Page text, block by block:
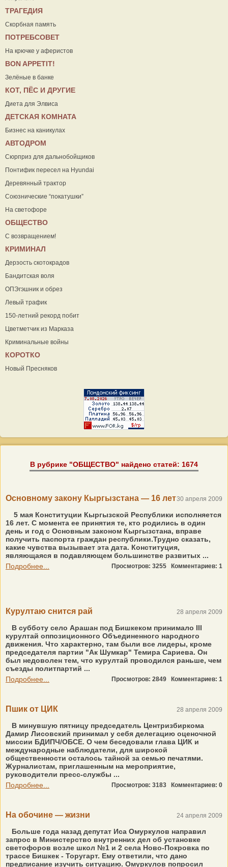
ТРАГЕДИЯ
Скорбная память
ПОТРЕБСОВЕТ
На крючке у аферистов
ВON APPETIT!
Зелёные в банке
КОТ, ПЁС И ДРУГИЕ
Диета для Элвиса
ДЕТСКАЯ КОМНАТА
Бизнес на каникулах
АВТОДРОМ
Сюрприз для дальнобойщиков
Понтифик пересел на Hyundai
Деревянный трактор
Союзнические “покатушки”
На светофоре
ОБЩЕСТВО
С возвращением!
КРИМИНАЛ
Дерзость скотокрадов
Бандитская воля
ОПЭгэшник и обрез
Левый трафик
150-летний рекорд побит
Цветметчик из Марказа
Криминальные войны
КОРОТКО
Новый Пресняков
В рубрике "ОБЩЕСТВО" найдено статей: 1674
Основному закону Кыргызстана — 16 лет30 апреля 2009
5 мая Конституции Кыргызской Республики исполняется
16 лет. С момента ее принятия те, кто родились в один
день и год с Основным законом Кыргызстана, вправе
получить паспорта граждан республики.Трудно сказать,
какие чувства вызывает эта дата. Конституция,
являющаяся в подавляющем большинстве развитых ...
Подробнее...
Просмотров: 3255 Комментариев: 1
Курултаю снится рай 28 апреля 2009
В субботу село Арашан под Бишкеком принимало III
курултай оппозиционного Объединенного народного
движения. Что характерно, там были все лидеры, кроме
председателя партии "Ак Шумкар" Темира Сариева. Он
был недоволен тем, что курултай проводился раньше, чем
съезды политпартий ...
Подробнее...
Просмотров: 2849 Комментариев: 1
Пшик от ЦИК 28 апреля 2009
В минувшую пятницу председатель Центризбиркома
Дамир Лисовский принимал у себя делегацию оценочной
миссии БДИПЧ/ОБСЕ. О чем беседовали глава ЦИК и
международные наблюдатели, для широкой
общественности осталось тайной за семью печатями.
Журналистам, приглашенным на мероприятие,
руководители пресс-службы ...
Подробнее...
Просмотров: 3183 Комментариев: 0
На обочине — жизни 24 апреля 2009
Больше года назад депутат Иса Омуркулов направил
запрос в Министерство внутренних дел об установке
светофоров возле школ №1 и 2 села Ново-Покровка по
трассе Бишкек - Торугарт. Ему ответили, что дано
предписание изучить ситуацию. Омуркулов попросил